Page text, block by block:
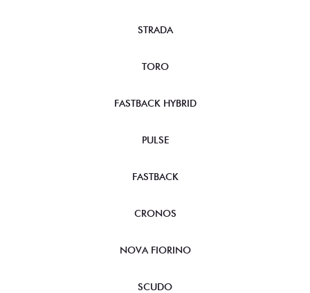
STRADA
TORO
FASTBACK HYBRID
PULSE
FASTBACK
CRONOS
NOVA FIORINO
SCUDO